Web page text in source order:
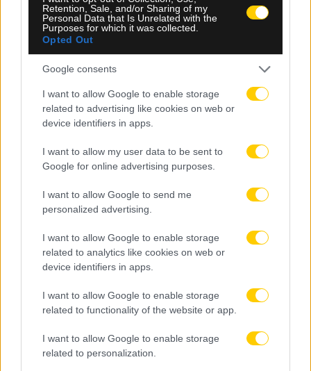
Retention, Sale, and/or Sharing of my
Personal Data that Is Unrelated with the
Purposes for which it was collected.
Opted Out
Google consents
I want to allow Google to enable storage
related to advertising like cookies on web or
device identifiers in apps.
I want to allow my user data to be sent to
Google for online advertising purposes.
I want to allow Google to send me
personalized advertising.
I want to allow Google to enable storage
related to analytics like cookies on web or
device identifiers in apps.
I want to allow Google to enable storage
related to functionality of the website or app.
I want to allow Google to enable storage
related to personalization.
05.08.2026, 23:34
Μετριότατος ο Παναθηναϊκός, έμεινε στο 1-1 με
την ΤΣΣΚΑ 1948 Σόφιας στο ΟΑΚΑ